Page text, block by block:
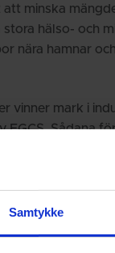
Samtykke
minska
hälso- och
nära hamnar
vinner mark i
EGCS. Sådana
som
spelar